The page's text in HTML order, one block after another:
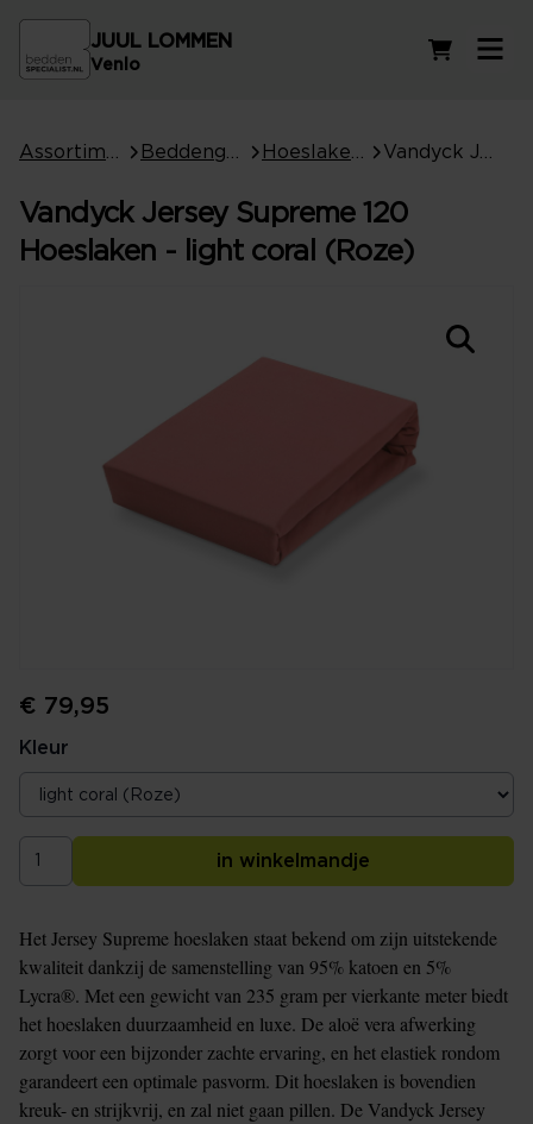
JUUL LOMMEN
Venlo
Vandyck Jersey Supreme 120
Hoeslaken - light coral (Roze)
€ 79,95
Kleur
in winkelmandje
Het Jersey Supreme hoeslaken staat bekend om zijn uitstekende
kwaliteit dankzij de samenstelling van 95% katoen en 5%
Lycra®. Met een gewicht van 235 gram per vierkante meter biedt
het hoeslaken duurzaamheid en luxe. De aloë vera afwerking
zorgt voor een bijzonder zachte ervaring, en het elastiek rondom
garandeert een optimale pasvorm. Dit hoeslaken is bovendien
kreuk- en strijkvrij, en zal niet gaan pillen. De Vandyck Jersey